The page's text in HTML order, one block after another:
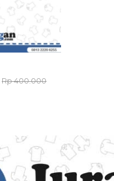
Rp 400.000